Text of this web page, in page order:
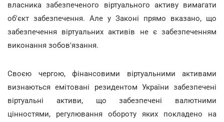
власника забезпеченого віртуального активу вимагати
об'єкт забезпечення. Але у Законі прямо вказано, що
забезпечення віртуальних активів не є забезпеченням
виконання зобов'язання.
Своєю чергою, фінансовими віртуальними активами
визнаються емітовані резидентом України забезпечені
віртуальні активи, що забезпечені валютними
цінностями, регулювання обороту яких покладено на